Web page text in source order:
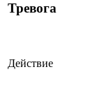
Тревога
Действие